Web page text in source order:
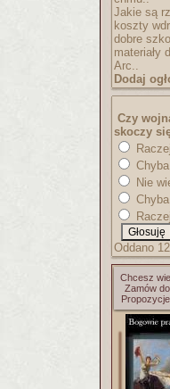
Jakie są
koszty
dobre
materiały
Arc..
Dodaj
Czy
skoczy
Nie
Oddano
Chcesz
Zamów